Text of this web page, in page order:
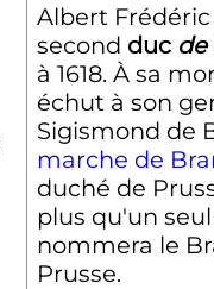
Albert
second duc de
à 1618. À sa
échut à son
Sigismond de
marche de
duché de
plus qu'un
nommera le
Prusse.